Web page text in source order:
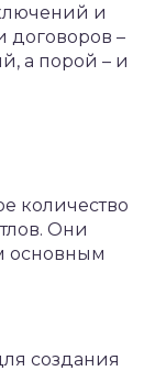
и
договоров –
а порой – и
количество
Они
основным
создания